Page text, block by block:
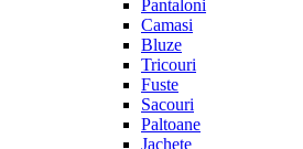
Pantaloni
Camasi
Bluze
Tricouri
Fuste
Sacouri
Paltoane
Jachete